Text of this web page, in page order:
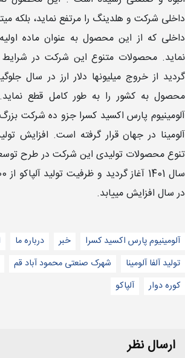
داخلی شرکت و هلدینگ را مرتفع نماید، بلکه
داخلی که از این محصول به عنوان ماده اولیه
نماید. محصولات متنوع این شرکت در
گردید از خروج میلیونها دلار ارز در سال
محصول به کشور را به طور کامل قطع
آلومینیوم پارس اکسید کسرا جزو ده شرکت بزرگ
آلومینا در جهان قرار گرفته است. افزایش
تنوع محصولات تولیدی این شرکت در طرح
در سال افزایش مییابد.
آلومینیوم پارس اکسید کسرا خبر درباره ما
تولید آلفا آلومینا
شهرک صنعتی محمود آباد قم
کوره دوار
آلپاکو
ارسال نظر